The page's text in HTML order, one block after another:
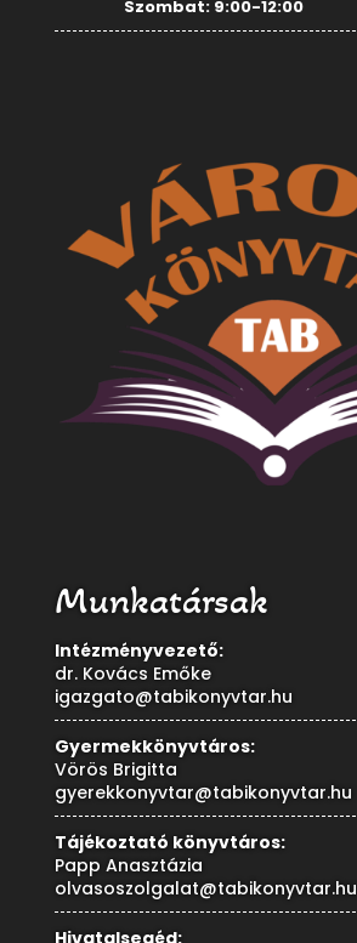
Szombat: 9:00-12:00
Munkatársak
Intézményvezető:
dr. Kovács Emőke
igazgato@tabikonyvtar.hu
Gyermekkönyvtáros:
Vörös Brigitta
gyerekkonyvtar@tabikonyvtar.hu
Tájékoztató könyvtáros:
Papp Anasztázia
olvasoszolgalat@tabikonyvtar.hu
Hivatalsegéd: